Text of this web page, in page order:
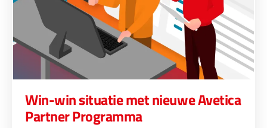
Win-win situatie met nieuwe Avetica
Partner Programma